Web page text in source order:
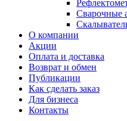
Сварочные
О компании
Акции
Оплата и доставка
Возврат и обмен
Публикации
Как сделать заказ
Для бизнеса
Контакты